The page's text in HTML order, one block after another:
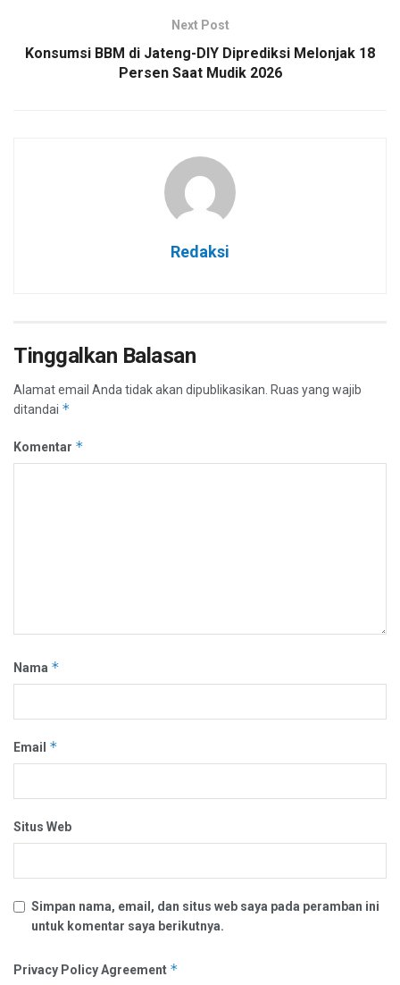
Next Post
Konsumsi BBM di Jateng-DIY Diprediksi Melonjak 18
Persen Saat Mudik 2026
Redaksi
Tinggalkan Balasan
Alamat email Anda tidak akan dipublikasikan. Ruas yang wajib
ditandai *
Komentar *
Nama *
Email *
Situs Web
Simpan nama, email, dan situs web saya pada peramban ini
untuk komentar saya berikutnya.
Privacy Policy Agreement *